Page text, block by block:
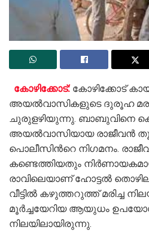
കോഴിക്കോട്: കോഴിക്കോട്
അയല്‍വാസികളുടെ ദുരൂഹ
ചുരുളഴിയുന്നു. ബാബുവിനെ
അയല്‍വാസിയായ രാജീവന്‍
പൊലീസിന്‍റെ നിഗമനം.‍
കണ്ടെത്തിയതും
രാവിലെയാണ് ഹോട്ടല്‍
വീട്ടില്‍ കഴുത്തറുത്ത് മരിച്ച
മൂര്‍ച്ചയേറിയ ആയുധം
നിലയിലായിരുന്നു.